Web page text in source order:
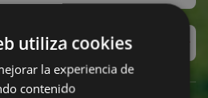
utiliza cookies
la experiencia de
contenido